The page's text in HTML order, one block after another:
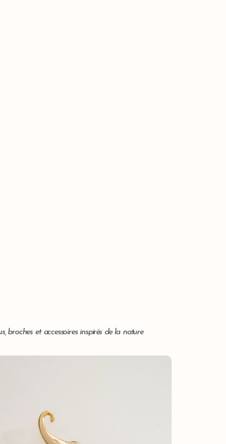
broches et accessoires inspirés de la nature